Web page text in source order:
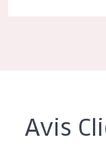
TYPE DE PEAU
Avis